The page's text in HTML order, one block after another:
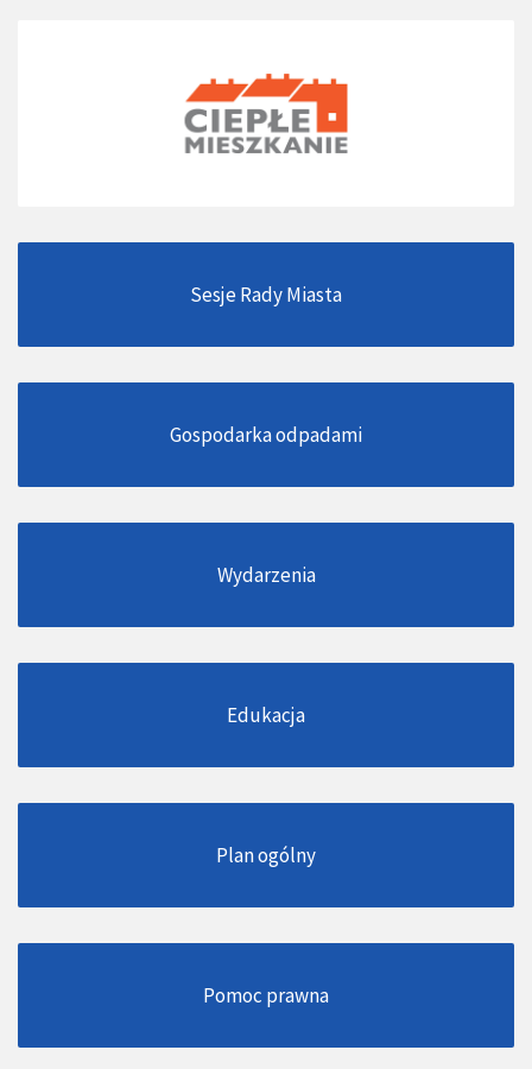
Sesje Rady Miasta
Gospodarka odpadami
Wydarzenia
Edukacja
Plan ogólny
Pomoc prawna